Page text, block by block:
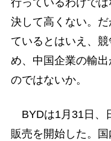
決して高くない。
ているとはいえ、
め、中国企業の輸
のではないか。
BYDは1月31日、
販売を開始した。